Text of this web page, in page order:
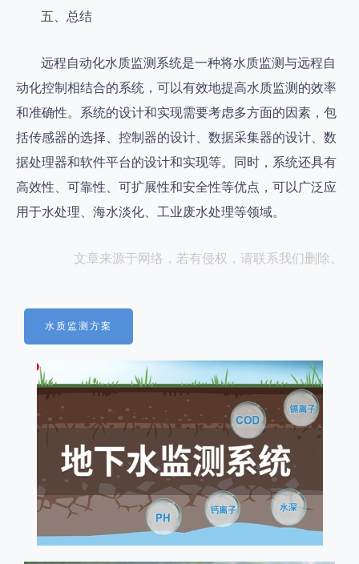
五、总结
远程自动化水质监测系统是一种将水质监测与远程自
动化控制相结合的系统，可以有效地提高水质监测的效率
和准确性。系统的设计和实现需要考虑多方面的因素，包
括传感器的选择、控制器的设计、数据采集器的设计、数
据处理器和软件平台的设计和实现等。同时，系统还具有
高效性、可靠性、可扩展性和安全性等优点，可以广泛应
用于水处理、海水淡化、工业废水处理等领域。
文章来源于网络，若有侵权，请联系我们删除。
水质监测方案